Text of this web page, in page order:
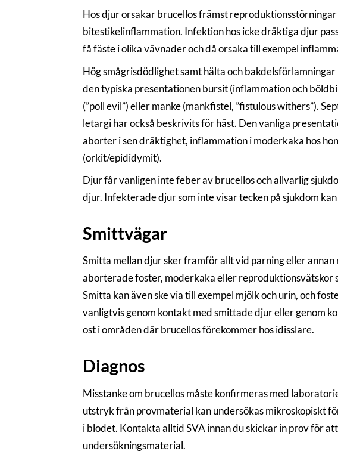
Hos djur orsakar brucellos främst
bitestikelinflammation. Infektion hos icke dräktiga djur
få fäste i olika vävnader och då orsaka till exempel
Hög smågrisdödlighet samt hälta och
den typiska presentationen bursit (inflammation och
(”poll evil”) eller manke (mankfistel, ”fistulous withers”).
letargi har också beskrivits för häst. Den vanliga
aborter i sen dräktighet, inflammation i moderkaka hos
(orkit/epididymit).
Djur får vanligen inte feber av brucellos och allvarlig
djur. Infekterade djur som inte visar tecken på sjukdom
Smittvägar
Smitta mellan djur sker framför allt vid parning eller
aborterade foster, moderkaka eller reproduktionsvätskor
Smitta kan även ske via till exempel mjölk och urin, och
vanligtvis genom kontakt med smittade djur eller genom
ost i områden där brucellos förekommer hos idisslare.
Diagnos
Misstanke om brucellos måste konfirmeras med
utstryk från provmaterial kan undersökas mikroskopiskt
i blodet. Kontakta alltid SVA innan du skickar in prov för
undersökningsmaterial.